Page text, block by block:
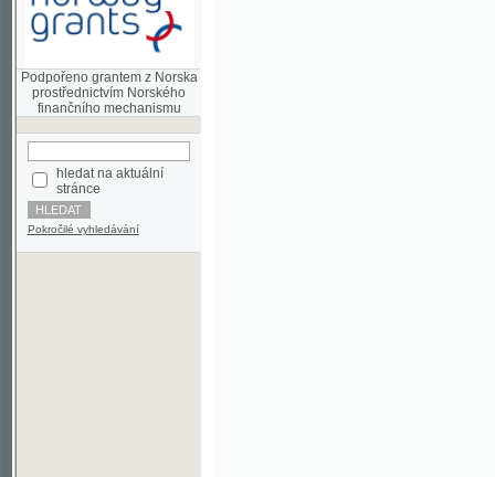
Podpořeno grantem z Norska
prostřednictvím Norského
hledat na aktuální
stránce
Pokročilé vyhledávání